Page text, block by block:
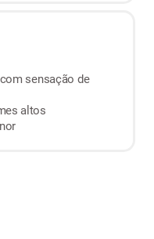
sensação de
altos